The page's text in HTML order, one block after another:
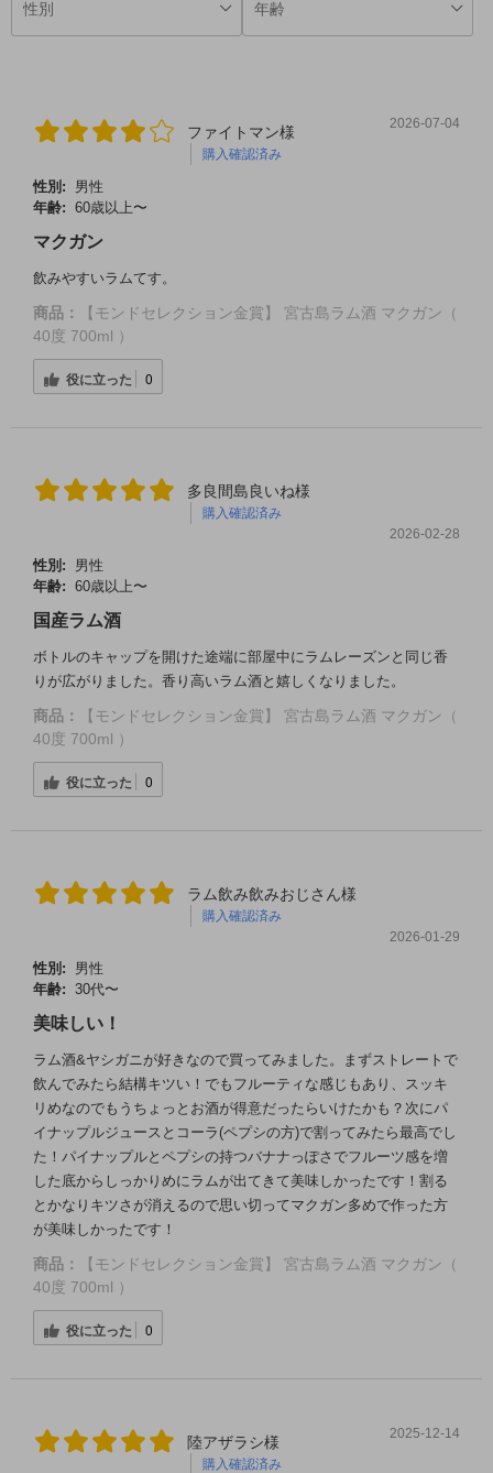
ファイトマン様
購入確認済み
2026-07-04
性別:
男性
年齢: 60歳以上〜
マクガン
飲みやすいラムてす。
商品：
【モンドセレクション金賞】 宮古島ラム酒 マクガン（
40度 700ml ）
役に立った 0
多良間島良いね様
購入確認済み
2026-02-28
性別:
男性
年齢: 60歳以上〜
国産ラム酒
ボトルのキャップを開けた途端に部屋中にラムレーズンと同じ香
りが広がりました。香り高いラム酒と嬉しくなりました。
商品：
【モンドセレクション金賞】 宮古島ラム酒 マクガン（
40度 700ml ）
役に立った 0
ラム飲み飲みおじさん様
購入確認済み
2026-01-29
性別:
男性
年齢: 30代〜
美味しい！
ラム酒&ヤシガニが好きなので買ってみました。まずストレートで
飲んでみたら結構キツい！でもフルーティな感じもあり、スッキ
リめなのでもうちょっとお酒が得意だったらいけたかも？次にパ
イナップルジュースとコーラ(ペプシの方)で割ってみたら最高でし
た！パイナップルとペプシの持つバナナっぽさでフルーツ感を増
した底からしっかりめにラムが出てきて美味しかったです！割る
とかなりキツさが消えるので思い切ってマクガン多めで作った方
が美味しかったです！
商品：
【モンドセレクション金賞】 宮古島ラム酒 マクガン（
40度 700ml ）
役に立った 0
陸アザラシ様
購入確認済み
2025-12-14